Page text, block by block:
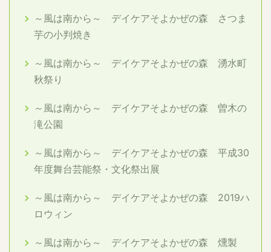
～風は南から～ デイケアそよかぜの森 さつま
芋の小判焼き
～風は南から～ デイケアそよかぜの森 湧水町
秋祭り
～風は南から～ デイケアそよかぜの森 曽木の
滝公園
～風は南から～ デイケアそよかぜの森 平成30
年度舞台芸能祭・文化祭出展
～風は南から～ デイケアそよかぜの森 2019ハ
ロウィン
～風は南から～ デイケアそよかぜの森 燻製